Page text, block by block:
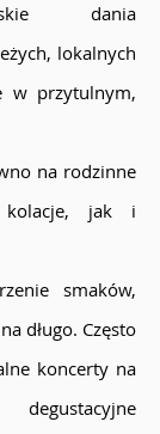
dania
lokalnych
w przytulnym,
na rodzinne
kolacje, jak i
smaków,
długo. Często
koncerty na